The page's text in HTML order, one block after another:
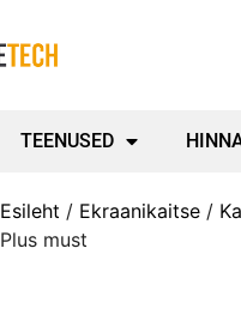
TEENUSED
Esileht / Ekraanikaitse /
Plus must